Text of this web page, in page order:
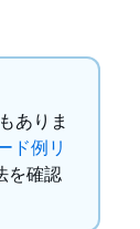
ありま
ド例リ
を確認